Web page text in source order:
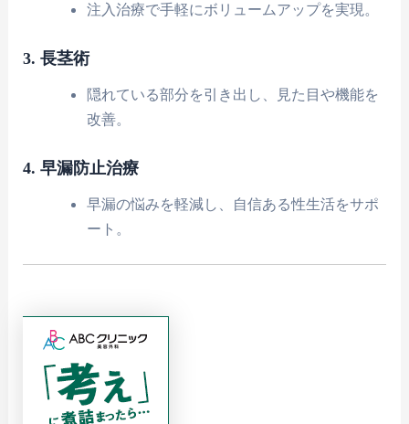
注入治療で手軽にボリュームアップを実現。
3. 長茎術
隠れている部分を引き出し、見た目や機能を
改善。
4. 早漏防止治療
早漏の悩みを軽減し、自信ある性生活をサポ
ート。